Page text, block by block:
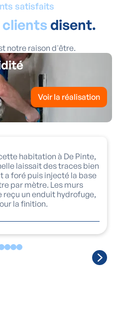
satisfaits
clientsdisent.
notre raison d'être.
Voir la réalisation
habitation à De Pinte,
laissait des traces bien
a foré puis injecté la base
par mètre. Les murs
reçu un enduit hydrofuge,
la finition.